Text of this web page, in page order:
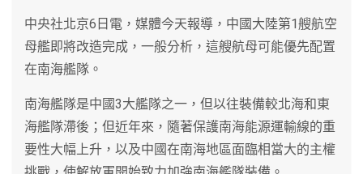
中央社北京6日電，媒體今天報導，中國大陸第1艘航空
母艦即將改造完成，一般分析，這艘航母可能優先配置
在南海艦隊。
南海艦隊是中國3大艦隊之一，但以往裝備較北海和東
海艦隊滯後；但近年來，隨著保護南海能源運輸線的重
要性大幅上升，以及中國在南海地區面臨相當大的主權